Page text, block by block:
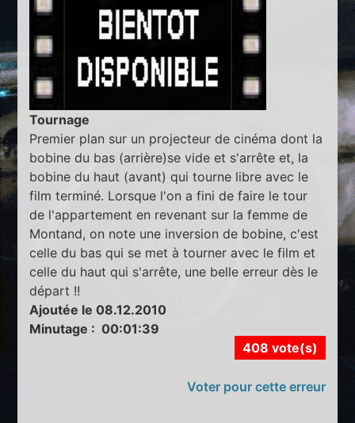
Tournage
Premier plan sur un projecteur de cinéma dont la
bobine du bas (arrière)se vide et s'arrête et, la
bobine du haut (avant) qui tourne libre avec le
film terminé. Lorsque l'on a fini de faire le tour
de l'appartement en revenant sur la femme de
Montand, on note une inversion de bobine, c'est
celle du bas qui se met à tourner avec le film et
celle du haut qui s'arrête, une belle erreur dès le
départ !!
Ajoutée le 08.12.2010
Minutage : 00:01:39
408 vote(s)
Voter pour cette erreur